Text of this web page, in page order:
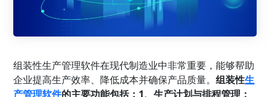
组装性生产管理软件在现代制造业中非常重要，能够帮助
企业提高生产效率、降低成本并确保产品质量。组装性生
产管理软件的主要功能包括：1、生产计划与排程管理；